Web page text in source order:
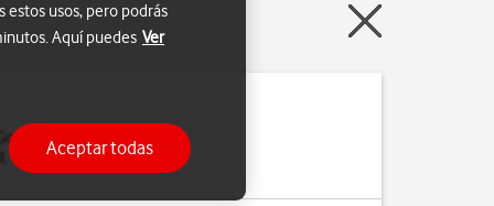
Play y Google+.
Si no tienes, puedes
estos usos, pero podrás
Aquí puedes Ver
Aceptar todas